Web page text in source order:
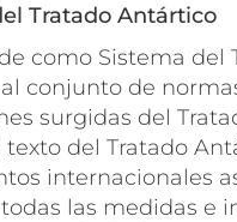
Tratado Antártico
como Sistema del
al conjunto de
surgidas del
texto del Tratado
internacionales
las medidas e